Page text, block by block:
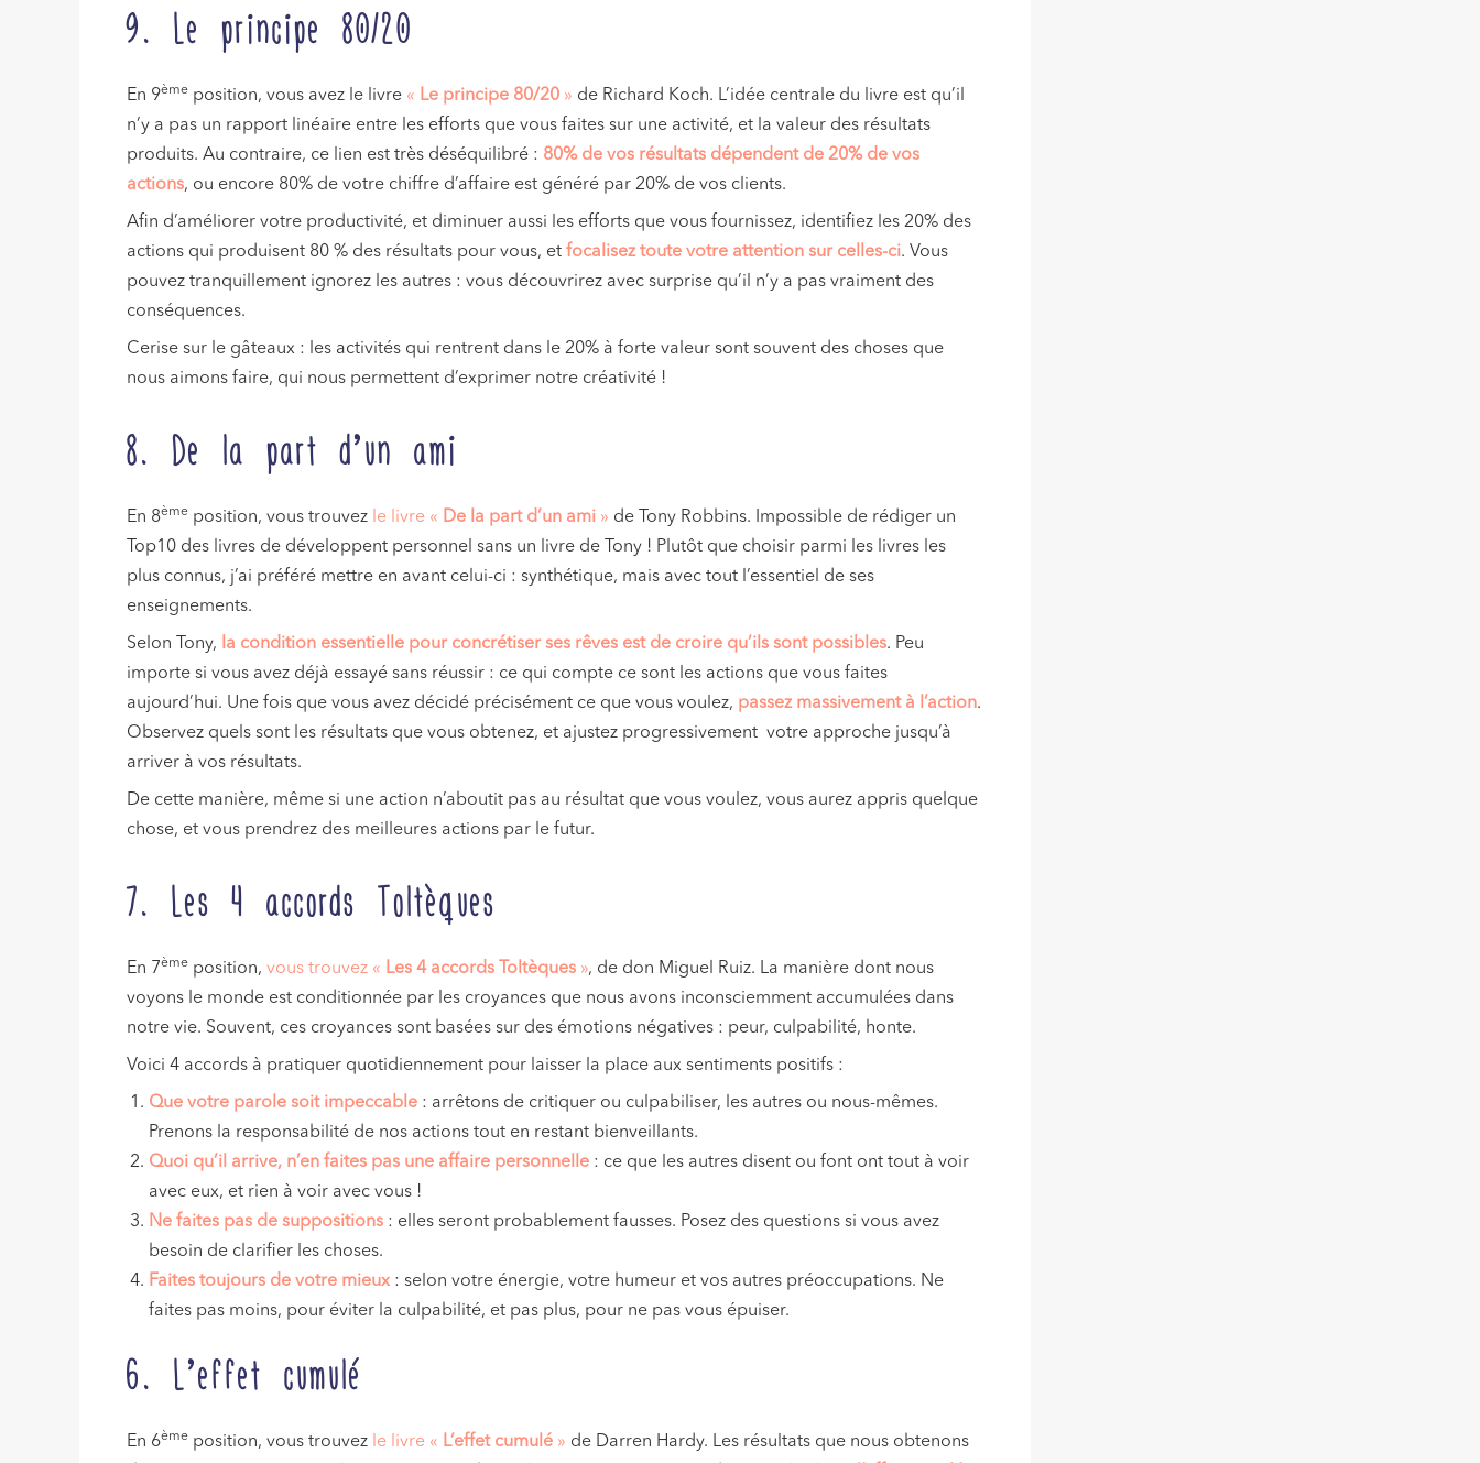
9. Le principe 80/20
En 9ème position, vous avez le livre « Le principe 80/20 » de Richard Koch. L’idée centrale du livre est qu’il
n’y a pas un rapport linéaire entre les efforts que vous faites sur une activité, et la valeur des résultats
produits. Au contraire, ce lien est très déséquilibré : 80% de vos résultats dépendent de 20% de vos
actions, ou encore 80% de votre chiffre d’affaire est généré par 20% de vos clients.
Afin d’améliorer votre productivité, et diminuer aussi les efforts que vous fournissez, identifiez les 20% des
actions qui produisent 80 % des résultats pour vous, etfocalisez toute votre attention sur celles-ci. Vous
pouvez tranquillement ignorez les autres : vous découvrirez avec surprise qu’il n’y a pas vraiment des
conséquences.
Cerise sur le gâteaux : les activités qui rentrent dans le 20% à forte valeur sont souvent des choses que
nous aimons faire, qui nous permettent d’exprimer notre créativité !
8. De la part d’un ami
En 8ème position, vous trouvez le livre « De la part d’un ami » de Tony Robbins. Impossible de rédiger un
Top10 des livres de développent personnel sans un livre de Tony ! Plutôt que choisir parmi les livres les
plus connus, j’ai préféré mettre en avant celui-ci : synthétique, mais avec tout l’essentiel de ses
enseignements.
Selon Tony, la condition essentielle pour concrétiser ses rêves est de croire qu’ils sont possibles. Peu
importe si vous avez déjà essayé sans réussir : ce qui compte ce sont les actions que vous faites
aujourd’hui. Une fois que vous avez décidé précisément ce que vous voulez, passez massivement à l’action.
Observez quels sont les résultats que vous obtenez, et ajustez progressivement votre approche jusqu’à
arriver à vos résultats.
De cette manière, même si une action n’aboutit pas au résultat que vous voulez, vous aurez appris quelque
chose, et vous prendrez des meilleures actions par le futur.
7. Les 4 accords Toltèques
En 7ème position,vous trouvez « Les 4 accords Toltèques », de don Miguel Ruiz. La manière dont nous
voyons le monde est conditionnée par les croyances que nous avons inconsciemment accumulées dans
notre vie. Souvent, ces croyances sont basées sur des émotions négatives : peur, culpabilité, honte.
Voici 4 accords à pratiquer quotidiennement pour laisser la place aux sentiments positifs :
Que votre parole soit impeccable : arrêtons de critiquer ou culpabiliser, les autres ou nous-mêmes.
Prenons la responsabilité de nos actions tout en restant bienveillants.
Quoi qu’il arrive, n’en faites pas une affaire personnelle : ce que les autres disent ou font ont tout à voir
avec eux, et rien à voir avec vous !
Ne faites pas de suppositions : elles seront probablement fausses. Posez des questions si vous avez
besoin de clarifier les choses.
Faites toujours de votre mieux : selon votre énergie, votre humeur et vos autres préoccupations. Ne
faites pas moins, pour éviter la culpabilité, et pas plus, pour ne pas vous épuiser.
6. L’effet cumulé
En 6ème position, vous trouvez le livre « L’effet cumulé » de Darren Hardy. Les résultats que nous obtenons